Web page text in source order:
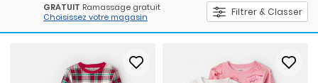
GRATUIT Ramassage gratuit
Choisissez votre magasin
Filtrer & Classer